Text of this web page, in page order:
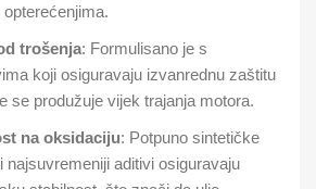
trošenja: Formulisano je s
koji osiguravaju izvanrednu zaštitu
se produžuje vijek trajanja motora.
na oksidaciju: Potpuno sintetičke
najsuvremeniji aditivi osiguravaju